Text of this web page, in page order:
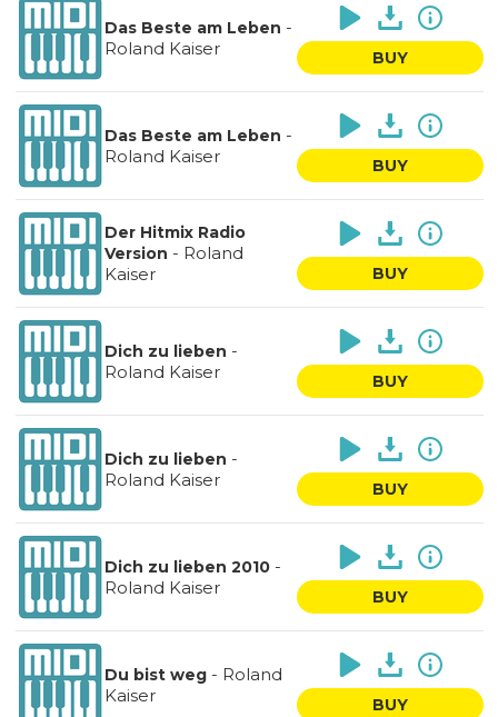
Das Beste am Leben -
Roland Kaiser
BUY
Das Beste am Leben -
Roland Kaiser
BUY
Der Hitmix Radio
Version - Roland
Kaiser
BUY
Dich zu lieben -
Roland Kaiser
BUY
Dich zu lieben -
Roland Kaiser
BUY
Dich zu lieben 2010-
Roland Kaiser
BUY
Du bist weg- Roland
Kaiser
BUY